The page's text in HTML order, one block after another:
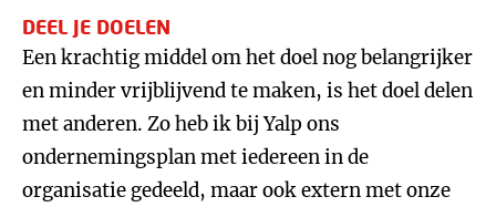
DEEL JE DOELEN
Een krachtig middel om het doel nog belangrijker
en minder vrijblijvend te maken, is het doel delen
met anderen. Zo heb ik bij Yalp ons
ondernemingsplan met iedereen in de
organisatie gedeeld, maar ook extern met onze